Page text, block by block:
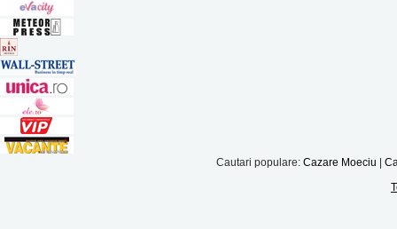
Cautari populare: Cazare Moeciu